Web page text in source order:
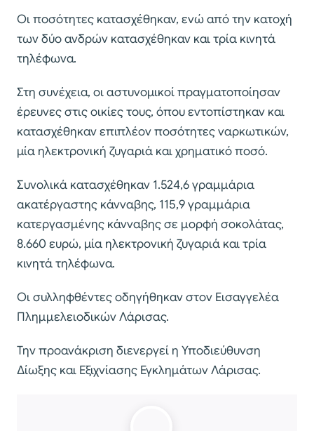
Οι ποσότητες κατασχέθηκαν, ενώ από την κατοχή
των δύο ανδρών κατασχέθηκαν και τρία κινητά
τηλέφωνα.
Στη συνέχεια, οι αστυνομικοί πραγματοποίησαν
έρευνες στις οικίες τους, όπου εντοπίστηκαν και
κατασχέθηκαν επιπλέον ποσότητες ναρκωτικών,
μία ηλεκτρονική ζυγαριά και χρηματικό ποσό.
Συνολικά κατασχέθηκαν 1.524,6 γραμμάρια
ακατέργαστης κάνναβης, 115,9 γραμμάρια
κατεργασμένης κάνναβης σε μορφή σοκολάτας,
8.660 ευρώ, μία ηλεκτρονική ζυγαριά και τρία
κινητά τηλέφωνα.
Οι συλληφθέντες οδηγήθηκαν στον Εισαγγελέα
Πλημμελειοδικών Λάρισας.
Την προανάκριση διενεργεί η Υποδιεύθυνση
Δίωξης και Εξιχνίασης Εγκλημάτων Λάρισας.